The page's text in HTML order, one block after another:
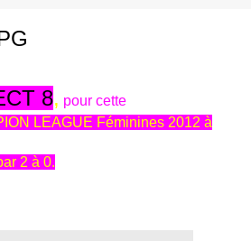
8, pour cette
LEAGUE Féminines 2012 à
2 à 0.